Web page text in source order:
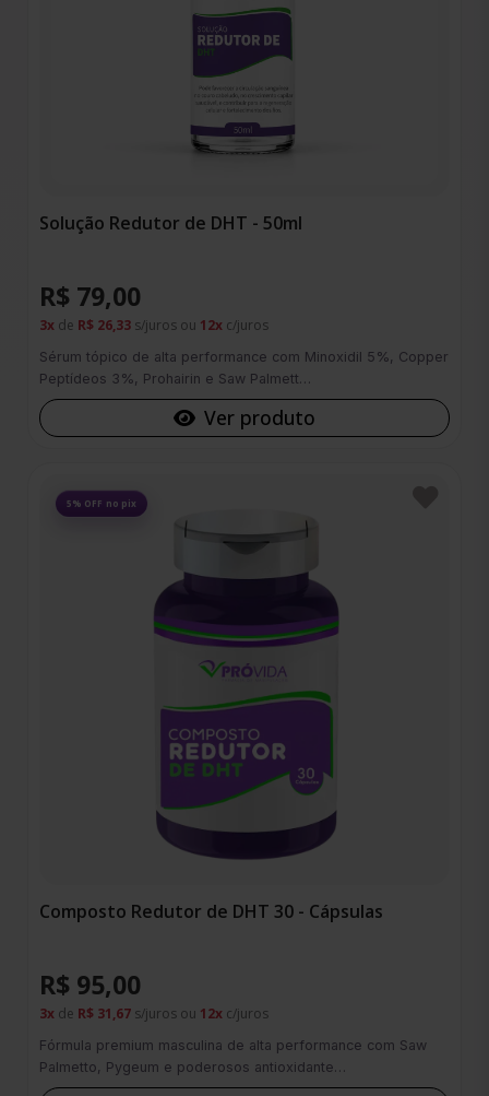
Solução Redutor de DHT - 50ml
R$ 79,00
3x de R$ 26,33 s/juros ou 12x c/juros
Sérum tópico de alta performance com Minoxidil 5%, Copper
Peptídeos 3%, Prohairin e Saw Palmett…
Ver produto
5% OFF no pix
Favoritos
Composto Redutor de DHT 30 - Cápsulas
R$ 95,00
3x de R$ 31,67 s/juros ou 12x c/juros
Fórmula premium masculina de alta performance com Saw
Palmetto, Pygeum e poderosos antioxidante…